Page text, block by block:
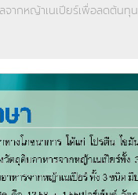
จากหญ้าเนเปียร์เพื่อลดต้นทุ